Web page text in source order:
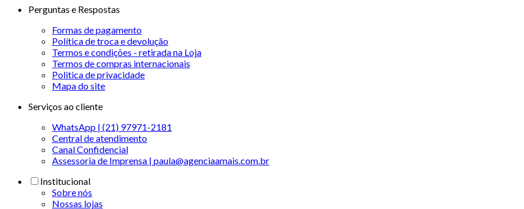
Perguntas e Respostas
Formas de pagamento
Política de troca e devolução
Termos e condições - retirada na Loja
Termos de compras internacionais
Politica de privacidade
Mapa do site
Serviços ao cliente
WhatsApp | (21) 97971-2181
Central de atendimento
Canal Confidencial
Assessoria de Imprensa | paula@agenciaamais.com.br
Institucional
Sobre nós
Nossas lojas